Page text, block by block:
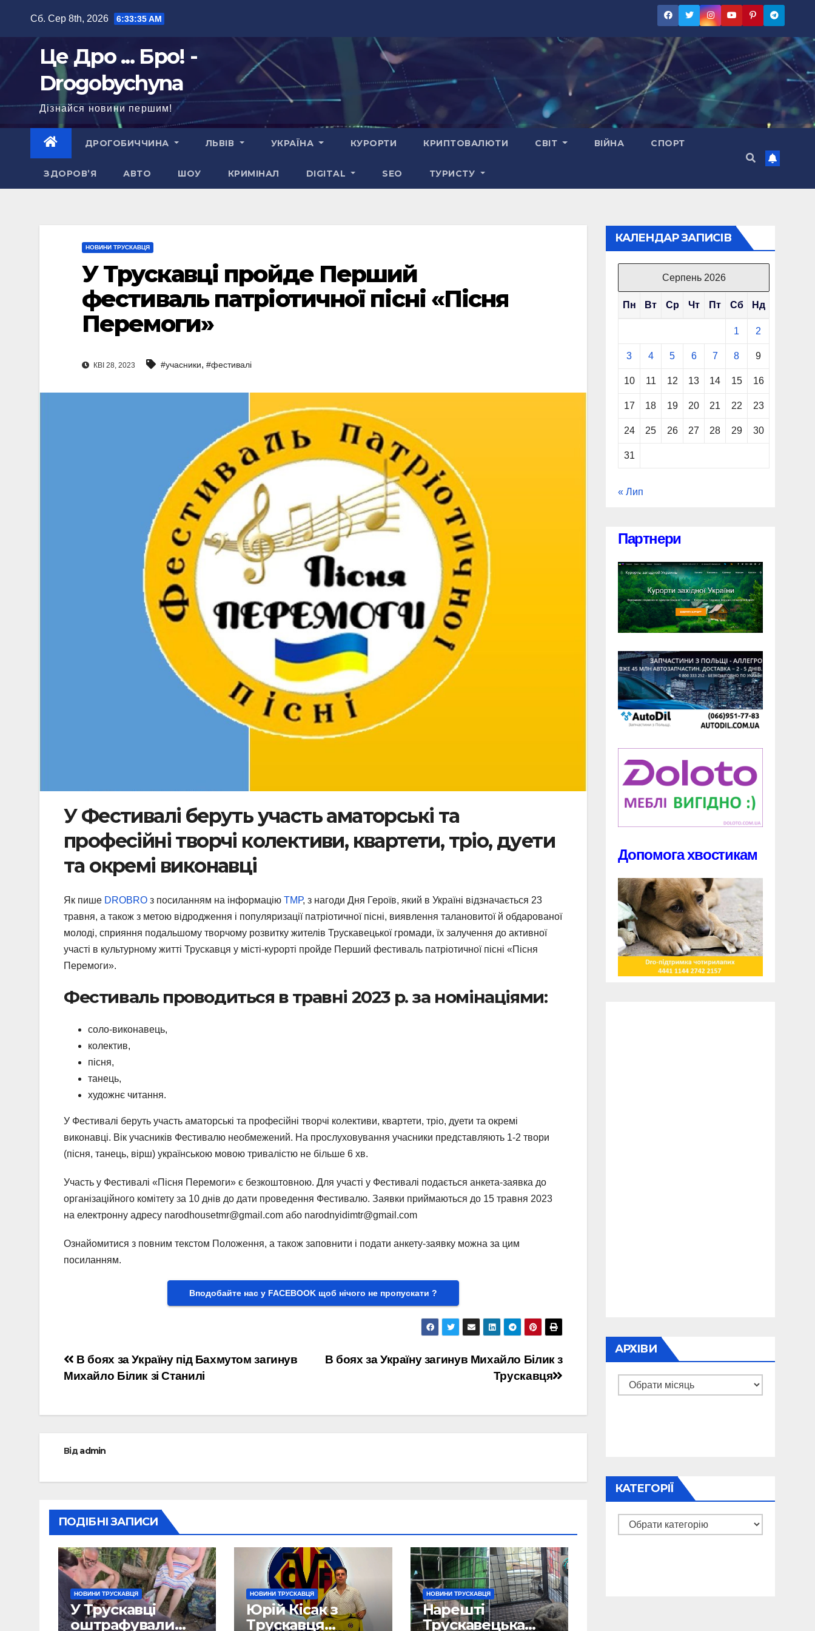
Сб. Сер 8th, 2026 6:33:36 AM
Це Дро ... Бро! -
Drogobychyna
Дізнайся новини першим!
ДРОГОБИЧЧИНА ЛЬВІВ УКРАЇНА КУРОРТИ КРИПТОВАЛЮТИ СВІТ ВІЙНА СПОРТ
ЗДОРОВ’Я АВТО ШОУ КРИМІНАЛ DIGITAL SEO ТУРИСТУ
НОВИНИ ТРУСКАВЦЯ
У Трускавці пройде Перший
фестиваль патріотичної пісні «Пісня
Перемоги»
КВІ 28, 2023 #учасники, #фестивалі
У Фестивалі беруть участь аматорські та
професійні творчі колективи, квартети, тріо, дуети
та окремі виконавці
Як пише DROBRO з посиланням на інформацію ТМР, з нагоди Дня Героїв, який в Україні відзначається 23
травня, а також з метою відродження і популяризації патріотичної пісні, виявлення талановитої й обдарованої
молоді, сприяння подальшому творчому розвитку жителів Трускавецької громади, їх залучення до активної
участі в культурному житті Трускавця у місті-курорті пройде Перший фестиваль патріотичної пісні «Пісня
Перемоги».
Фестиваль проводиться в травні 2023 р. за номінаціями:
соло-виконавець,
колектив,
пісня,
танець,
художнє читання.
У Фестивалі беруть участь аматорські та професійні творчі колективи, квартети, тріо, дуети та окремі
виконавці. Вік учасників Фестивалю необмежений. На прослуховування учасники представляють 1-2 твори
(пісня, танець, вірш) українською мовою тривалістю не більше 6 хв.
Участь у Фестивалі «Пісня Перемоги» є безкоштовною. Для участі у Фестивалі подається анкета-заявка до
організаційного комітету за 10 днів до дати проведення Фестивалю. Заявки приймаються до 15 травня 2023
на електронну адресу narodhousetmr@gmail.com або narodnyidimtr@gmail.com
Ознайомитися з повним текстом Положення, а також заповнити і подати анкету-заявку можна за цим
посиланням.
Вподобайте нас у FACEBOOK щоб нічого не пропускати ?
Навігація
В боях за Україну загинув Михайло Білик з
Трускавця
В боях за Україну під Бахмутом загинув
Михайло Білик зі Станилі
Відadmin
ПОДІБНІ ЗАПИСИ
НОВИНИ ТРУСКАВЦЯ
У Трускавці
оштрафували
НОВИНИ ТРУСКАВЦЯ
Юрій Кісак з
Трускавця
НОВИНИ ТРУСКАВЦЯ
Нарешті
Трускавецька
КАЛЕНДАР ЗАПИСІВ
Серпень 2026
Пн Вт Ср Чт Пт Сб Нд
1 2
3 4 5 6 7 8 9
10 11 12 13 14 15 16
17 18 19 20 21 22 23
24 25 26 27 28 29 30
31
« Лип
Партнери
Допомога хвостикам
АРХІВИ
Архіви
КАТЕГОРІЇ
Категорії